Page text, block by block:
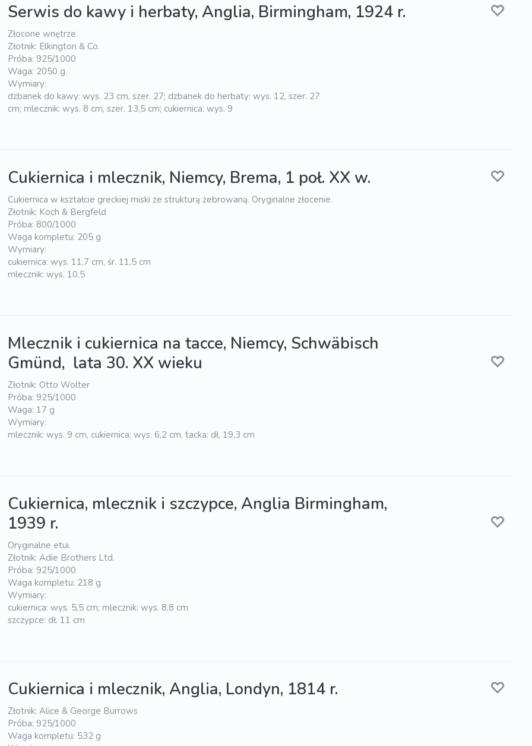
Serwis do kawy i herbaty, Anglia, Birmingham, 1924 r.
Złocone wnętrze.
Złotnik: Elkington & Co.
Próba: 925/1000
Waga: 2050 g
Wymiary:
dzbanek do kawy: wys. 23 cm, szer. 27; dzbanek do herbaty: wys. 12, szer. 27
cm; mlecznik: wys. 8 cm, szer. 13,5 cm; cukiernica: wys. 9
Cukiernica i mlecznik, Niemcy, Brema, 1 poł. XX w.
Cukiernica w kształcie greckiej miski ze strukturą żebrowaną. Oryginalne złocenie.
Złotnik: Koch & Bergfeld
Próba: 800/1000
Waga kompletu: 205 g
Wymiary:
cukiernica: wys. 11,7 cm, śr. 11,5 cm
mlecznik: wys. 10,5
Mlecznik i cukiernica na tacce, Niemcy, Schwäbisch
Gmünd, lata 30. XX wieku
Złotnik: Otto Wolter
Próba: 925/1000
Waga: 17 g
Wymiary:
mlecznik: wys. 9 cm, cukiernica: wys. 6,2 cm, tacka: dł. 19,3 cm
Cukiernica, mlecznik i szczypce, Anglia Birmingham,
1939 r.
Oryginalne etui.
Złotnik: Adie Brothers Ltd.
Próba: 925/1000
Waga kompletu: 218 g
Wymiary:
cukiernica: wys. 5,5 cm; mlecznik: wys. 8,8 cm
szczypce: dł. 11 cm
Cukiernica i mlecznik, Anglia, Londyn, 1814 r.
Złotnik: Alice & George Burrows
Próba: 925/1000
Waga kompletu: 532 g